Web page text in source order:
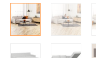
Valaisimet
Vuodesohvat